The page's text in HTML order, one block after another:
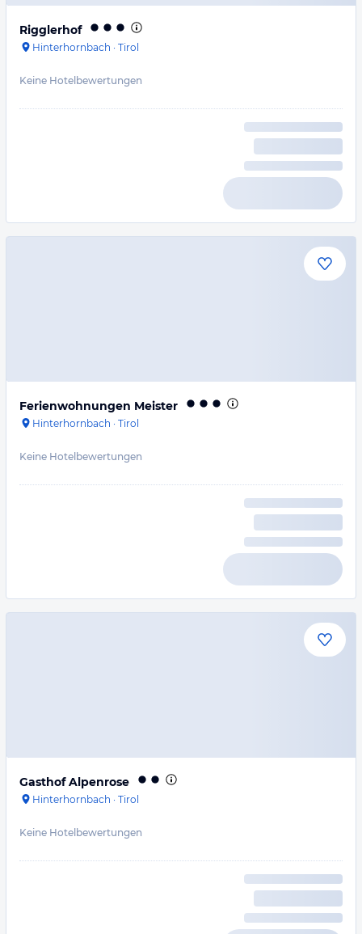
Rigglerhof
Hinterhornbach · Tirol
Keine Hotelbewertungen
Ferienwohnungen Meister
Hinterhornbach · Tirol
Keine Hotelbewertungen
Gasthof Alpenrose
Hinterhornbach · Tirol
Keine Hotelbewertungen